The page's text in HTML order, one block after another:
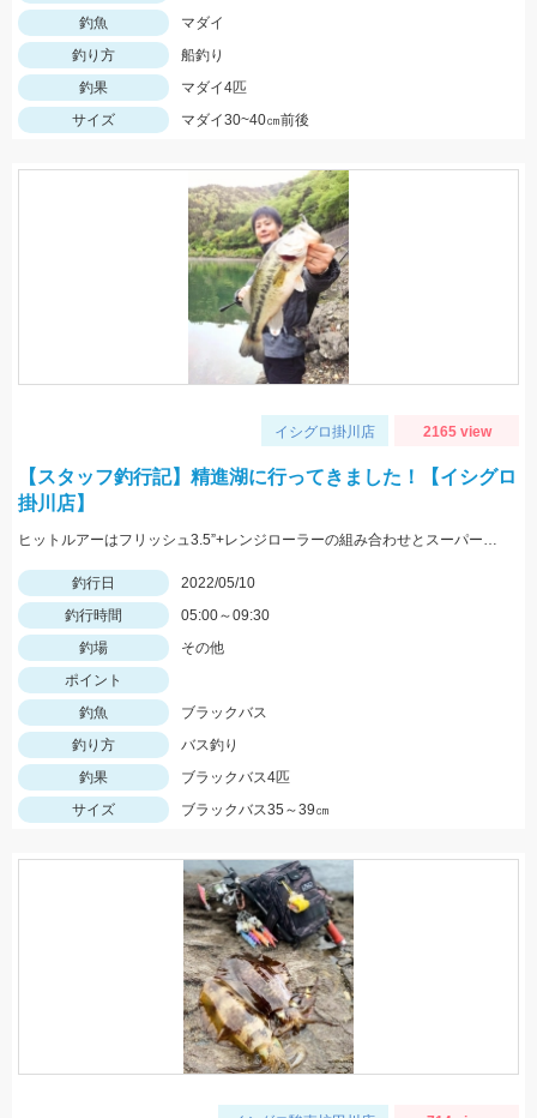
釣魚
マダイ
釣り方
船釣り
釣果
マダイ4匹
サイズ
マダイ30~40㎝前後
イシグロ掛川店 2165 view
【スタッフ釣行記】精進湖に行ってきました！【イシグロ
掛川店】
ヒットルアーはフリッシュ3.5”+レンジローラーの組み合わせとスーパースレッジでした！
釣行日
2022/05/10
釣行時間
05:00～09:30
釣場
その他
ポイント
釣魚
ブラックバス
釣り方
バス釣り
釣果
ブラックバス4匹
サイズ
ブラックバス35～39㎝